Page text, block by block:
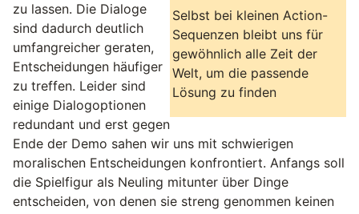
Selbst bei kleinen Action-
Sequenzen bleibt uns für
gewöhnlich alle Zeit der
Welt, um die passende
Lösung zu finden
zu lassen. Die Dialoge
sind dadurch deutlich
umfangreicher geraten,
Entscheidungen häufiger
zu treffen. Leider sind
einige Dialogoptionen
redundant und erst gegen
Ende der Demo sahen wir uns mit schwierigen
moralischen Entscheidungen konfrontiert. Anfangs soll
die Spielfigur als Neuling mitunter über Dinge
entscheiden, von denen sie streng genommen keinen